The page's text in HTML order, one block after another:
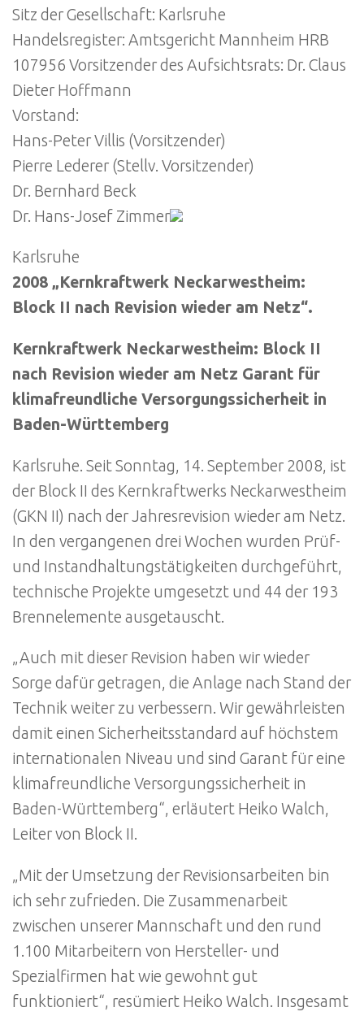
Sitz der Gesellschaft: Karlsruhe
Handelsregister: Amtsgericht Mannheim HRB
107956 Vorsitzender des Aufsichtsrats: Dr. Claus
Dieter Hoffmann
Vorstand:
Hans-Peter Villis (Vorsitzender)
Pierre Lederer (Stellv. Vorsitzender)
Dr. Bernhard Beck
Dr. Hans-Josef Zimmer
Karlsruhe
2008 „Kernkraftwerk Neckarwestheim:
Block II nach Revision wieder am Netz“.
Kernkraftwerk Neckarwestheim: Block II
nach Revision wieder am Netz Garant für
klimafreundliche Versorgungssicherheit in
Baden-Württemberg
Karlsruhe. Seit Sonntag, 14. September 2008, ist
der Block II des Kernkraftwerks Neckarwestheim
(GKN II) nach der Jahresrevision wieder am Netz.
In den vergangenen drei Wochen wurden Prüf-
und Instandhaltungstätigkeiten durchgeführt,
technische Projekte umgesetzt und 44 der 193
Brennelemente ausgetauscht.
„Auch mit dieser Revision haben wir wieder
Sorge dafür getragen, die Anlage nach Stand der
Technik weiter zu verbessern. Wir gewährleisten
damit einen Sicherheitsstandard auf höchstem
internationalen Niveau und sind Garant für eine
klimafreundliche Versorgungssicherheit in
Baden-Württemberg“, erläutert Heiko Walch,
Leiter von Block II.
„Mit der Umsetzung der Revisionsarbeiten bin
ich sehr zufrieden. Die Zusammenarbeit
zwischen unserer Mannschaft und den rund
1.100 Mitarbeitern von Hersteller- und
Spezialfirmen hat wie gewohnt gut
funktioniert“, resümiert Heiko Walch. Insgesamt